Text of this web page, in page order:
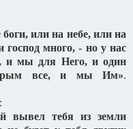
или на небе, или на
господ много, - но у нас
и мы для Него, и один
все, и мы Им».
вывел тебя из земли